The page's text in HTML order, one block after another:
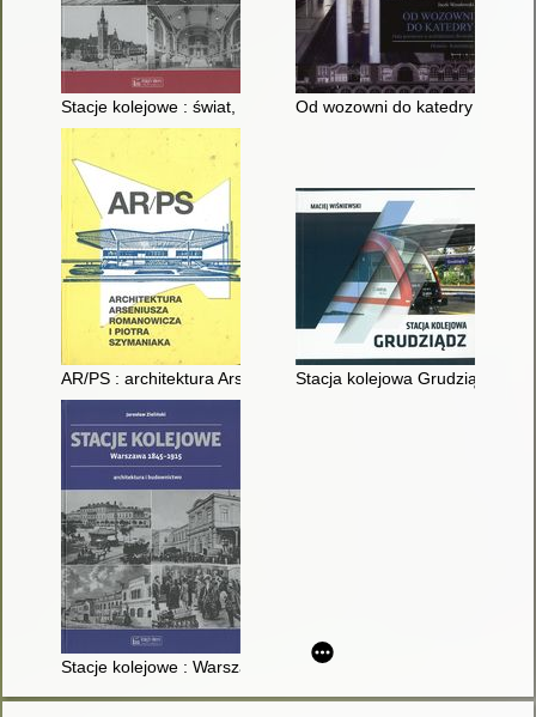
Stacje kolejowe : świat, Europa i Królestwo Polskie 1830-
Od wozowni do katedry : hala
AR/PS : architektura Arseniusza Romanowicza i Piotra
Stacja kolejowa Grudziądz
Stacje kolejowe : Warszawa 1845-1915 : architektura i